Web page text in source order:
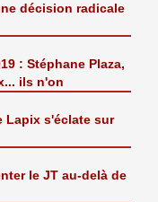
décision radicale
: Stéphane Plaza,
ils n'on
Lapix s'éclate sur
le JT au-delà de